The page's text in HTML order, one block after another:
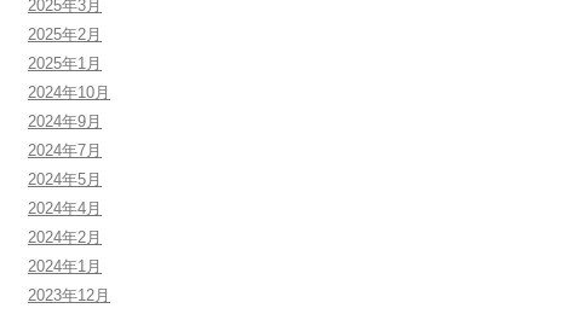
2025年3月
2025年2月
2025年1月
2024年10月
2024年9月
2024年7月
2024年5月
2024年4月
2024年2月
2024年1月
2023年12月